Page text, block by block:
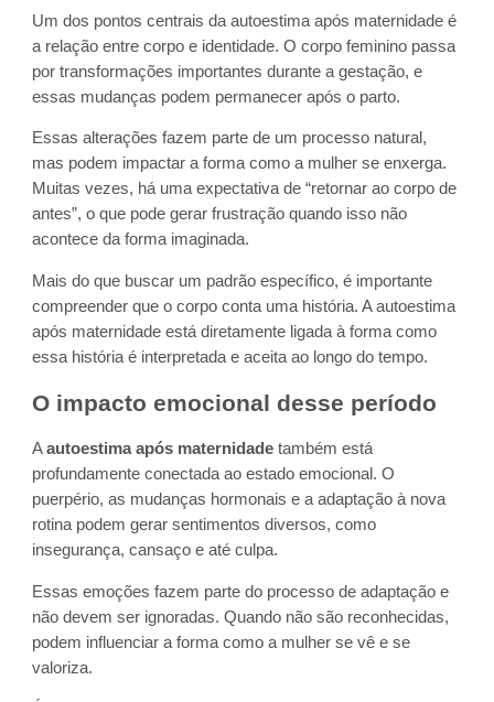
Um dos pontos centrais da autoestima após maternidade é
a relação entre corpo e identidade. O corpo feminino passa
por transformações importantes durante a gestação, e
essas mudanças podem permanecer após o parto.
Essas alterações fazem parte de um processo natural,
mas podem impactar a forma como a mulher se enxerga.
Muitas vezes, há uma expectativa de “retornar ao corpo de
antes”, o que pode gerar frustração quando isso não
acontece da forma imaginada.
Mais do que buscar um padrão específico, é importante
compreender que o corpo conta uma história. A autoestima
após maternidade está diretamente ligada à forma como
essa história é interpretada e aceita ao longo do tempo.
O impacto emocional desse período
Aautoestima após maternidade também está
profundamente conectada ao estado emocional. O
puerpério, as mudanças hormonais e a adaptação à nova
rotina podem gerar sentimentos diversos, como
insegurança, cansaço e até culpa.
Essas emoções fazem parte do processo de adaptação e
não devem ser ignoradas. Quando não são reconhecidas,
podem influenciar a forma como a mulher se vê e se
valoriza.